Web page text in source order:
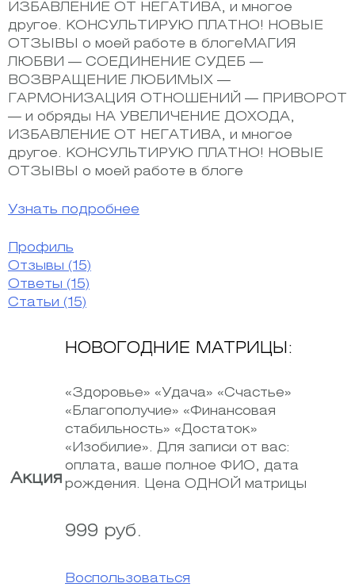
ИЗБАВЛЕНИЕ ОТ НЕГАТИВА, и многое
другое. КОНСУЛЬТИРУЮ ПЛАТНО! НОВЫЕ
ОТЗЫВЫ о моей работе в блогеМАГИЯ
ЛЮБВИ — СОЕДИНЕНИЕ СУДЕБ —
ВОЗВРАЩЕНИЕ ЛЮБИМЫХ —
ГАРМОНИЗАЦИЯ ОТНОШЕНИЙ — ПРИВОРОТ
— и обряды НА УВЕЛИЧЕНИЕ ДОХОДА,
ИЗБАВЛЕНИЕ ОТ НЕГАТИВА, и многое
другое. КОНСУЛЬТИРУЮ ПЛАТНО! НОВЫЕ
ОТЗЫВЫ о моей работе в блоге
Узнать подробнее
Профиль
Отзывы (15)
Ответы (15)
Статьи (15)
Акция
НОВОГОДНИЕ МАТРИЦЫ:
«Здоровье» «Удача» «Счастье»
«Благополучие» «Финансовая
стабильность» «Достаток»
«Изобилие». Для записи от вас:
оплата, ваше полное ФИО, дата
рождения. Цена ОДНОЙ матрицы
999 руб.
Воспользоваться